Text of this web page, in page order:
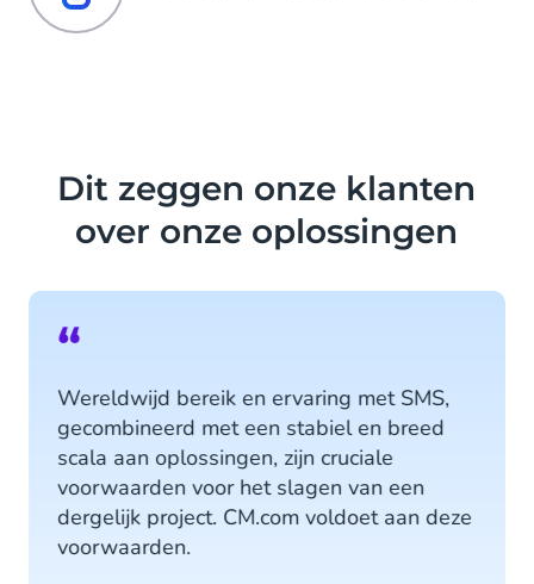
Dit zeggen onze klanten
over onze oplossingen
“
Wereldwijd bereik en ervaring met SMS,
gecombineerd met een stabiel en breed
scala aan oplossingen, zijn cruciale
voorwaarden voor het slagen van een
dergelijk project. CM.com voldoet aan deze
voorwaarden.